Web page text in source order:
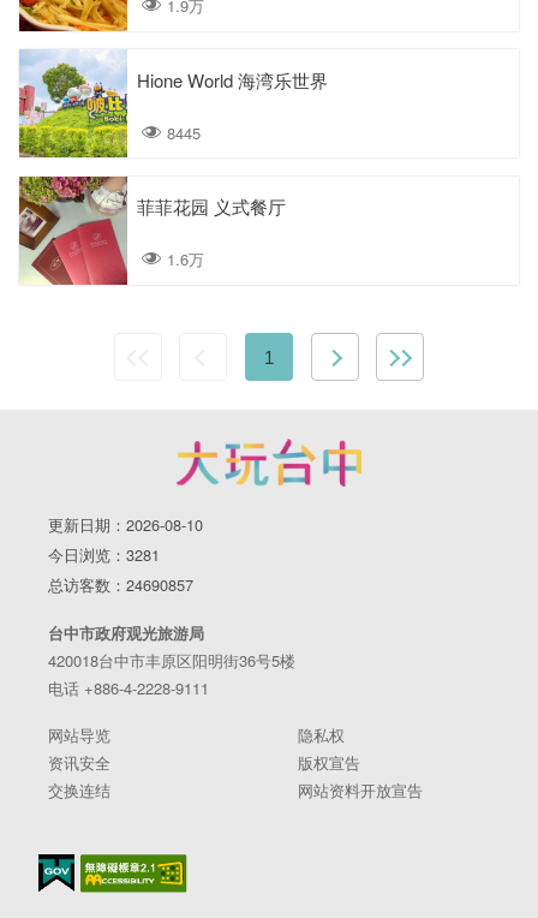
1.9万
Hione World 海湾乐世界
8445
菲菲花园 义式餐厅
1.6万
1
更新日期：2026-08-10
今日浏览：3281
总访客数：24690857
台中市政府观光旅游局
420018台中市丰原区阳明街36号5楼
电话 +886-4-2228-9111
网站导览
隐私权
资讯安全
版权宣告
交换连结
网站资料开放宣告